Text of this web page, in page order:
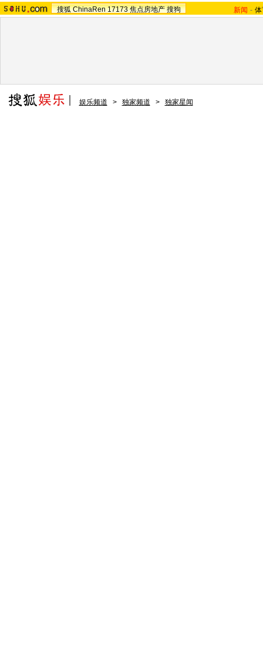
搜狐 ChinaRen 17173 焦点房地产 搜狗 新闻 -
娱乐频道 > 独家频道 > 独家星闻